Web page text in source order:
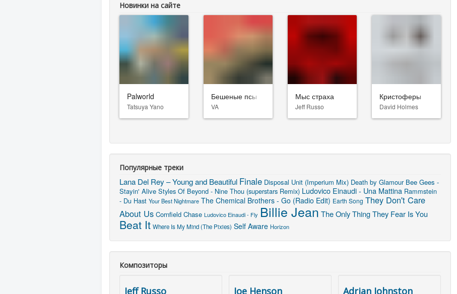
Новинки на сайте
Palworld
Tatsuya Yano
Бешеные псы
VA
Мыс страха
Jeff Russo
Кристоферы
David Holmes
Популярные треки
Lana Del Rey – Young and Beautiful Finale Disposal Unit (Imperium Mix) Death by Glamour Bee Gees -
Stayin' Alive Styles Of Beyond - Nine Thou (superstars Remix) Ludovico Einaudi - Una Mattina Rammstein
- Du Hast Your Best Nightmare The Chemical Brothers - Go (Radio Edit) Earth Song They Don't Care
About Us Cornfield Chase Ludovico Einaudi - Fly Billie Jean The Only Thing They Fear Is You
Beat It Where Is My Mind (The Pixies) Self Aware Horizon
Композиторы
Jeff Russo Joe Henson Adrian Johnston